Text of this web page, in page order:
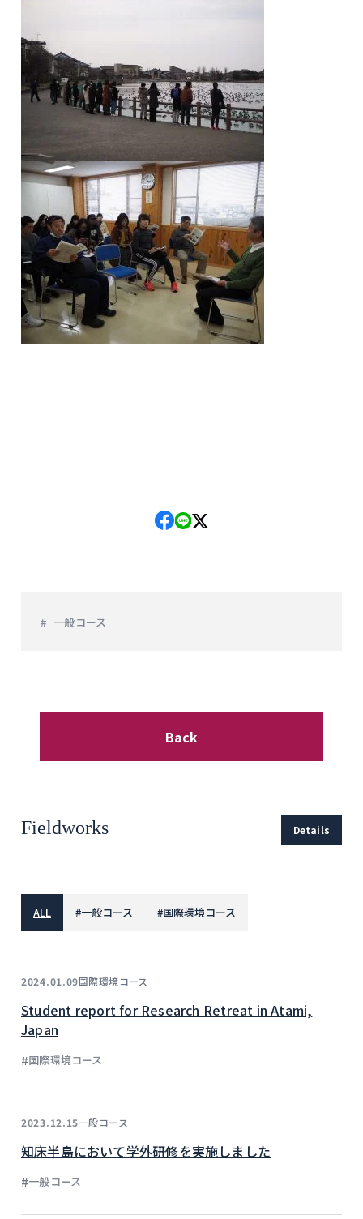
一般コース
Back
Fieldworks Details
ALL #一般コース #国際環境コース
2024.01.09国際環境コース
Student report for Research Retreat in Atami,
Japan
#国際環境コース
2023.12.15一般コース
知床半島において学外研修を実施しました
#一般コース